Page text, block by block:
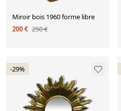
Miroir bois 1960 forme libre
200 € 250 €
-29%